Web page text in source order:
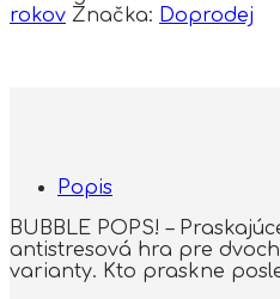
rokov Značka: Doprodej
Popis
BUBBLE POPS! –
antistresová hra pre
varianty. Kto praskne